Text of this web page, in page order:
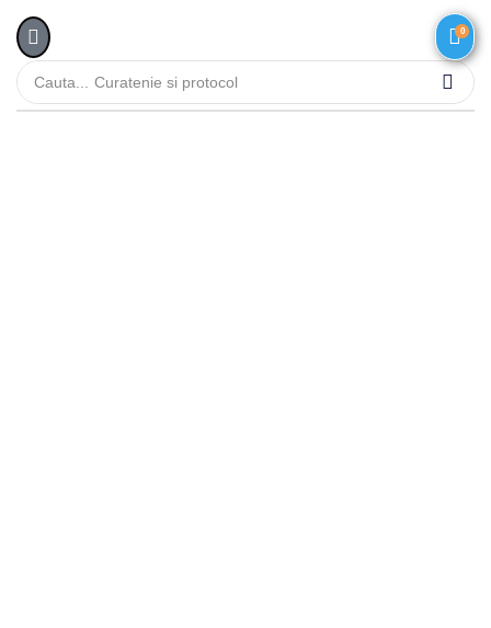
Cauta... Curatenie si protocol
0